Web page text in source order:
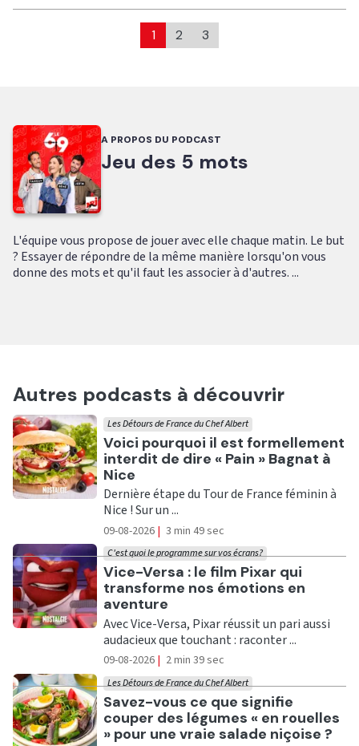
1 2 3
A PROPOS DU PODCAST
Jeu des 5 mots
L'équipe vous propose de jouer avec elle chaque matin. Le but
? Essayer de répondre de la même manière lorsqu'on vous
donne des mots et qu'il faut les associer à d'autres. ...
Autres podcasts à découvrir
Ecouter
Voici pourquoi il est formellement
interdit de dire « Pain » Bagnat à
Nice
Les Détours de France du Chef Albert
Dernière étape du Tour de France féminin à
Nice ! Sur un ...
09-08-2026 | 3 min 49 sec
Ecouter
Vice-Versa : le film Pixar qui
transforme nos émotions en
aventure
C'est quoi le programme sur vos écrans?
Avec Vice-Versa, Pixar réussit un pari aussi
audacieux que touchant : raconter ...
09-08-2026 | 2 min 39 sec
Ecouter
Savez-vous ce que signifie
couper des légumes « en rouelles
» pour une vraie salade niçoise ?
Les Détours de France du Chef Albert